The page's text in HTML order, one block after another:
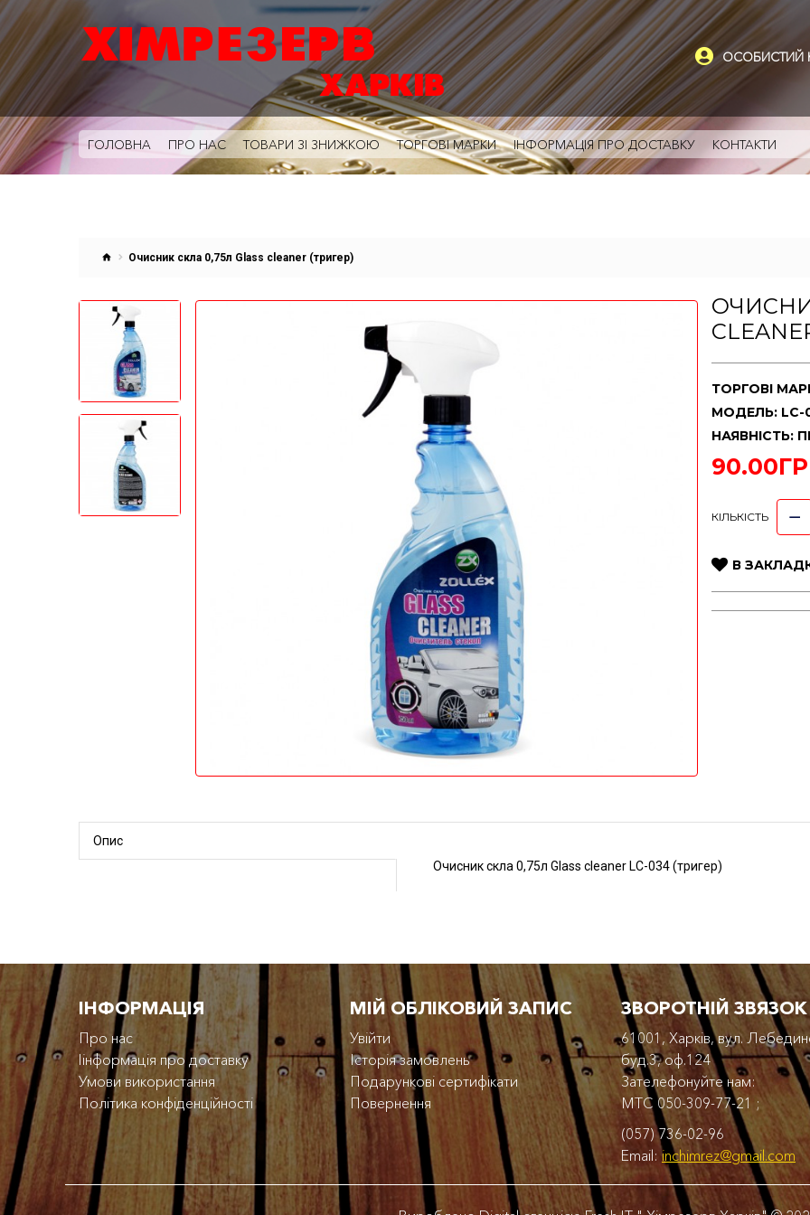
ОСОБИСТИЙ
ГОЛОВНА ПРО НАС ТОВАРИ ЗІ ЗНИЖКОЮ ТОРГОВІ МАРКИ ІНФОРМАЦІЯ ПРО ДОСТАВКУ КОНТАКТИ
Очисник скла 0,75л Glass cleaner (тригер)
ТОРГОВІ
МОДЕЛЬ: LC-
НАЯВНІСТЬ:
КІЛЬКІСТЬ
В
Опис
Очисник скла 0,75л Glass cleaner LC-034 (тригер)
IНФОРМАЦІЯ
Про нас
Iінформація про доставку
Умови використання
Політика конфіденційності
МІЙ ОБЛІКОВИЙ ЗАПИС
Увійти
Історія замовлень
Подарункові сертифікати
Повернення
ЗВОРОТНІЙ ЗВЯЗОК
61001, Харків, вул.
буд.3, оф.124
Зателефонуйте нам:
МТС 050-309-77-21 ;
(057) 736-02-96
Email:inchimrez@gmail.com